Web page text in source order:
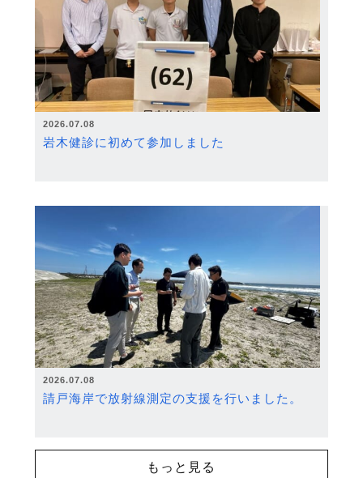
2026.07.08
岩木健診に初めて参加しました
2026.07.08
請戸海岸で放射線測定の支援を行いました。
もっと見る